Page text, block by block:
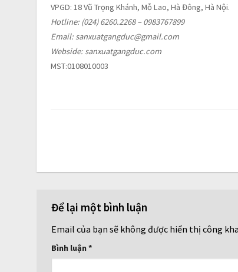
VPGD: 18 Vũ Trọng Khánh, Mỗ Lao, Hà Đông, Hà Nội.
Hotline: (024) 6260.2268 – 0983767899
Email: sanxuatgangduc@gmail.com
Webside: sanxuatgangduc.com
MST:0108010003
Để lại một bình luận
Email của bạn sẽ không được hiển thị công
Bình luận*